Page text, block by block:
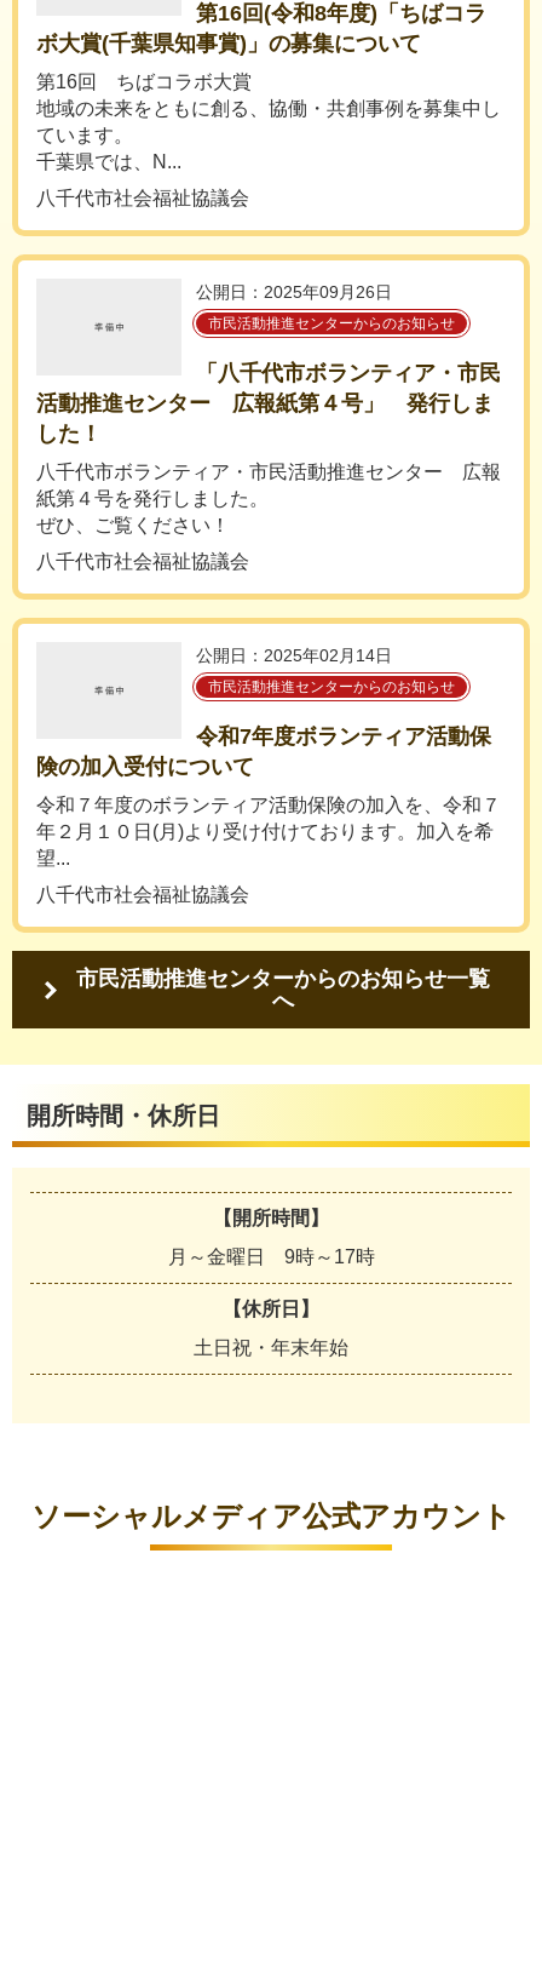
第16回(令和8年度)「ちばコラ
ボ大賞(千葉県知事賞)」の募集について
第16回 ちばコラボ大賞
地域の未来をともに創る、協働・共創事例を募集中し
ています。
千葉県では、N...
八千代市社会福祉協議会
公開日：2025年09月26日
市民活動推進センターからのお知らせ
「八千代市ボランティア・市民
活動推進センター 広報紙第４号」 発行しま
した！
八千代市ボランティア・市民活動推進センター 広報
紙第４号を発行しました。
ぜひ、ご覧ください！
八千代市社会福祉協議会
公開日：2025年02月14日
市民活動推進センターからのお知らせ
令和7年度ボランティア活動保
険の加入受付について
令和７年度のボランティア活動保険の加入を、令和７
年２月１０日(月)より受け付けております。加入を希
望...
八千代市社会福祉協議会
市民活動推進センターからのお知らせ一覧
へ
開所時間・休所日
【開所時間】
月～金曜日 9時～17時
【休所日】
土日祝・年末年始
ソーシャルメディア公式アカウント